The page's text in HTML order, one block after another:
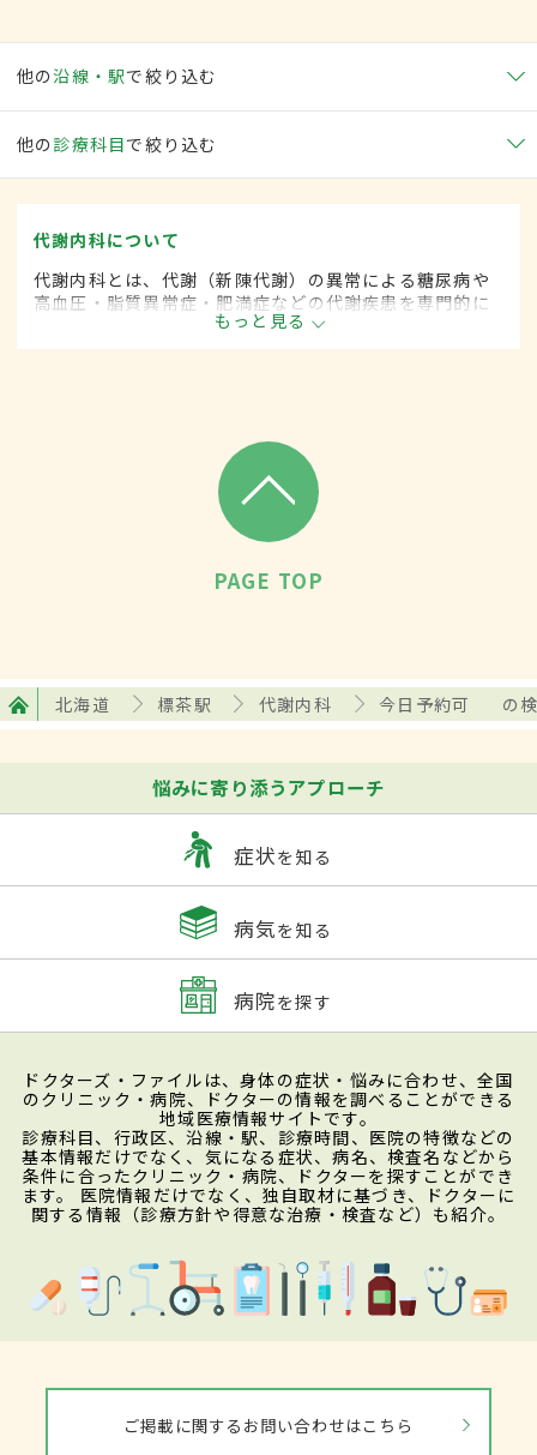
他の沿線・駅で絞り込む
他の 診療科目で絞り込む
代謝内科について
代謝内科とは、代謝（新陳代謝）の異常による糖尿病や
高血圧・脂質異常症・肥満症などの代謝疾患を専門的に
取り扱う内科の一領域です。
もっと見る
PAGE TOP
北海道 標茶駅 代謝内科 今日予約可 の
悩みに寄り添うアプローチ
症状を知る
病気を知る
病院を探す
ドクターズ・ファイルは、身体の症状・悩みに合わせ、全国
のクリニック・病院、ドクターの情報を調べることができる
地域医療情報サイトです。
診療科目、行政区、沿線・駅、診療時間、医院の特徴などの
基本情報だけでなく、気になる症状、病名、検査名などから
条件に合ったクリニック・病院、ドクターを探すことができ
ます。 医院情報だけでなく、独自取材に基づき、ドクターに
関する情報（診療方針や得意な治療・検査など）も紹介。
ご掲載に関するお問い合わせはこちら